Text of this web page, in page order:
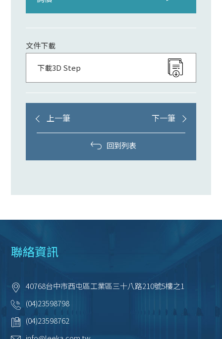
文件下載
下載3D Step
上一筆 下一筆
回到列表
聯絡資訊
40768台中市西屯區工業區三十八路210號5樓之1
(04)23598798
(04)23598762